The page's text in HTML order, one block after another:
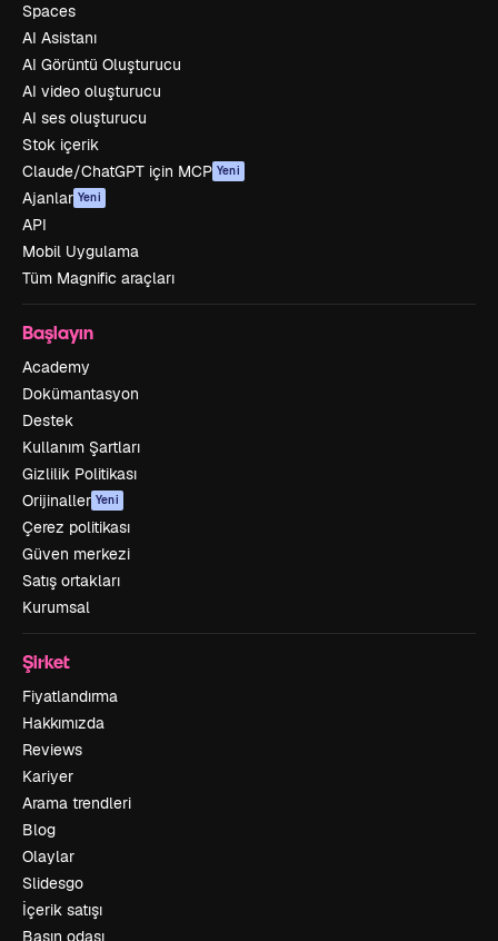
Spaces
AI Asistanı
AI Görüntü Oluşturucu
AI video oluşturucu
AI ses oluşturucu
Stok içerik
Claude/ChatGPT için MCP Yeni
Ajanlar Yeni
API
Mobil Uygulama
Tüm Magnific araçları
Başlayın
Academy
Dokümantasyon
Destek
Kullanım Şartları
Gizlilik Politikası
Orijinaller Yeni
Çerez politikası
Güven merkezi
Satış ortakları
Kurumsal
Şirket
Fiyatlandırma
Hakkımızda
Reviews
Kariyer
Arama trendleri
Blog
Olaylar
Slidesgo
İçerik satışı
Basın odası